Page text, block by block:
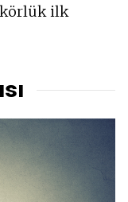
körlük ilk